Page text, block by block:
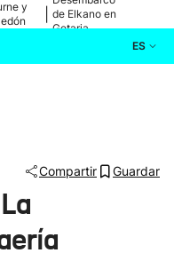
y
de Elkano en
Getaria
ES
Compartir Guardar